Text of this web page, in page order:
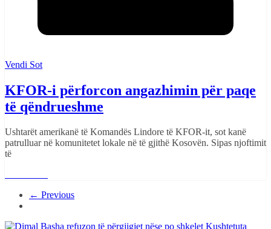
Vendi Sot
KFOR-i përforcon angazhimin për paqe
të qëndrueshme
Ushtarët amerikanë të Komandës Lindore të KFOR-it, sot kanë
patrulluar në komunitetet lokale në të gjithë Kosovën. Sipas njoftimit
të
← Previous